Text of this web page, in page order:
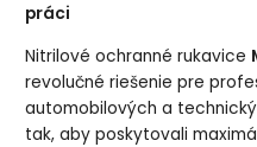
práci
Nitrilové ochranné rukavice
revolučné riešenie pre
automobilových a
tak, aby poskytovali